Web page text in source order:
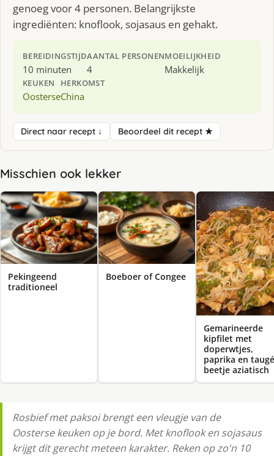
genoeg voor 4 personen. Belangrijkste
ingrediënten: knoflook, sojasaus en gehakt.
BEREIDINGSTIJD
10 minuten
AANTAL PERSONEN
4
MOEILIJKHEID
Makkelijk
KEUKEN
Oosterse
HERKOMST
China
Direct naar recept ↓ Beoordeel dit recept ★
Misschien ook lekker
Pekingeend
traditioneel
Boeboer of Congee
Gemarineerde
kipfilet met
doperwtjes,
paprika en
beetje aziatisch
Rosbief met paksoi brengt een vleugje van de
Oosterse keuken op je bord. Met knoflook en sojasaus
krijgt dit gerecht meteen karakter. Reken op zo'n 10